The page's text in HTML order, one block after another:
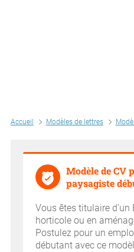
Accueil Modèles de lettres
Modèle de CV
paysagiste
Vous êtes titulaire d'un
horticole ou en
Postulez pour un
débutant avec ce